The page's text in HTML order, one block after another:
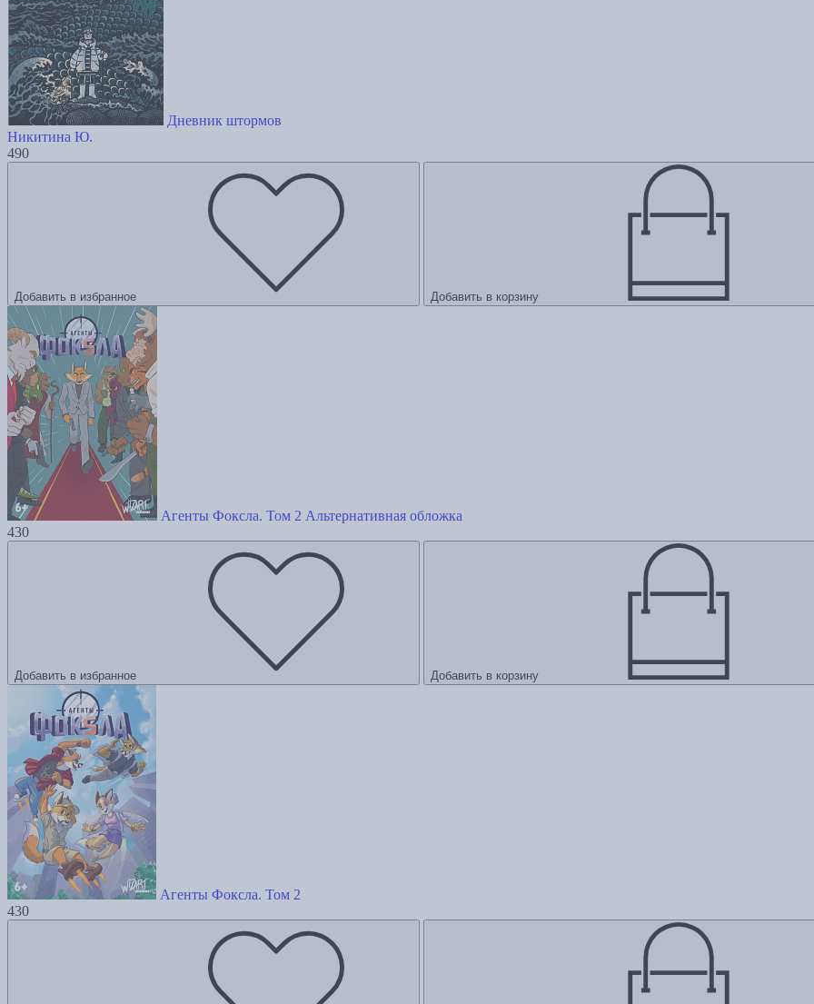
Дневник штормов
Никитина Ю.
490
Добавить в избранное Добавить в корзину
Агенты Фоксла. Том 2 Альтернативная обложка
430
Добавить в избранное Добавить в корзину
Агенты Фоксла. Том 2
430